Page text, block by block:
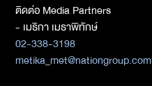
ติดต่อ Media Partners
- เมธิกา เมธาพิทักษ์
02-338-3198
metika_met@nationgroup.com